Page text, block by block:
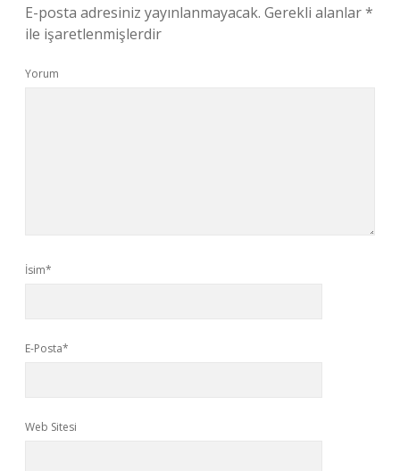
E-posta adresiniz yayınlanmayacak. Gerekli alanlar*
ile işaretlenmişlerdir
Yorum
İsim*
E-Posta*
Web Sitesi